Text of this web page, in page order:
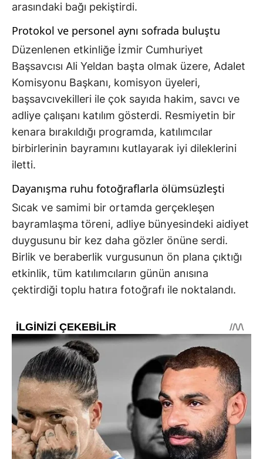
arasındaki bağı pekiştirdi.
Protokol ve personel aynı sofrada buluştu
Düzenlenen etkinliğe İzmir Cumhuriyet
Başsavcısı Ali Yeldan başta olmak üzere, Adalet
Komisyonu Başkanı, komisyon üyeleri,
başsavcıvekilleri ile çok sayıda hakim, savcı ve
adliye çalışanı katılım gösterdi. Resmiyetin bir
kenara bırakıldığı programda, katılımcılar
birbirlerinin bayramını kutlayarak iyi dileklerini
iletti.
Dayanışma ruhu fotoğraflarla ölümsüzleşti
Sıcak ve samimi bir ortamda gerçekleşen
bayramlaşma töreni, adliye bünyesindeki aidiyet
duygusunu bir kez daha gözler önüne serdi.
Birlik ve beraberlik vurgusunun ön plana çıktığı
etkinlik, tüm katılımcıların günün anısına
çektirdiği toplu hatıra fotoğrafı ile noktalandı.